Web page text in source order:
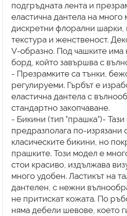
подгръдната лента и
еластична дантела на много
дискретни флорални шарки,
текстура и женственост.
V-образно. Под чашките
борд, който завършва с
- Презрамките са тънки,
регулируеми. Гърбът е
еластична дантела с
стандартно закопчаване.
- Бикини (тип "прашка")- Тази
предразполага по-изрязани
класическите бикини, но
прашките. Този модел е
стои красиво, издължава
много удобен. Ластикът на
дантелен, с нежни
не притискат кожата. По
няма дебели шевове, което